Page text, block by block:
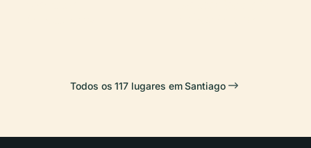
Todos os 117 lugares em Santiago